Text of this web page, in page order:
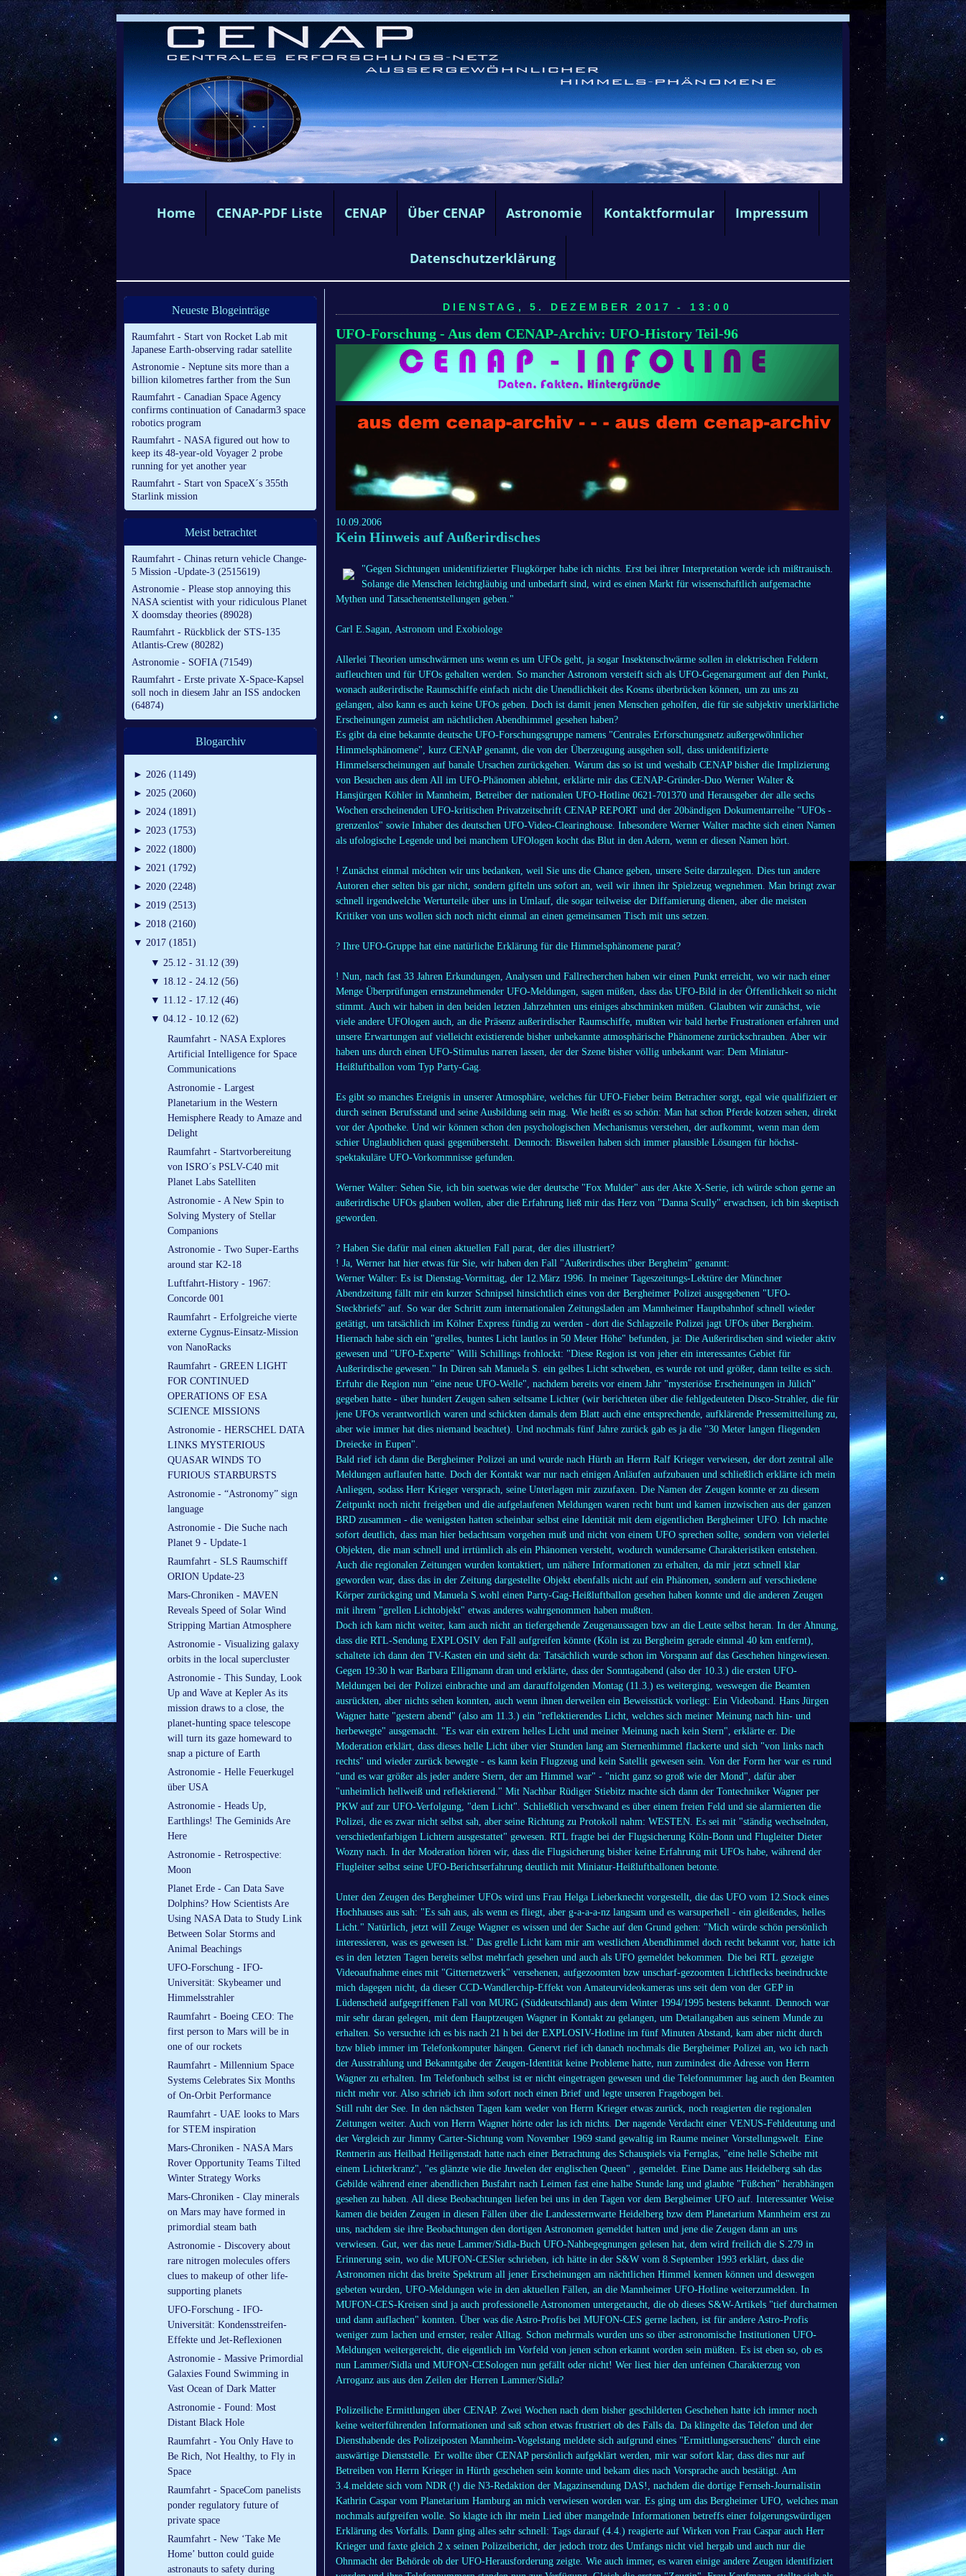
Home CENAP-PDF Liste CENAP Über CENAP Astronomie Kontaktformular Impressum
Datenschutzerklärung
Neueste Blogeinträge
Raumfahrt - Start von Rocket Lab mit
Japanese Earth-observing radar satellite
Astronomie - Neptune sits more than a
billion kilometres farther from the Sun
Raumfahrt - Canadian Space Agency
confirms continuation of Canadarm3 space
robotics program
Raumfahrt - NASA figured out how to
keep its 48-year-old Voyager 2 probe
running for yet another year
Raumfahrt - Start von SpaceX´s 355th
Starlink mission
Meist betrachtet
Raumfahrt - Chinas return vehicle Change-
5 Mission -Update-3 (2515619)
Astronomie - Please stop annoying this
NASA scientist with your ridiculous Planet
X doomsday theories (89028)
Raumfahrt - Rückblick der STS-135
Atlantis-Crew (80282)
Astronomie - SOFIA (71549)
Raumfahrt - Erste private X-Space-Kapsel
soll noch in diesem Jahr an ISS andocken
(64874)
Blogarchiv
► 2026 (1149)
► 2025 (2060)
► 2024 (1891)
► 2023 (1753)
► 2022 (1800)
► 2021 (1792)
► 2020 (2248)
► 2019 (2513)
► 2018 (2160)
▼ 2017 (1851)
▼ 25.12 - 31.12 (39)
▼ 18.12 - 24.12 (56)
▼ 11.12 - 17.12 (46)
▼ 04.12 - 10.12 (62)
Raumfahrt - NASA Explores
Artificial Intelligence for Space
Communications
Astronomie - Largest
Planetarium in the Western
Hemisphere Ready to Amaze and
Delight
Raumfahrt - Startvorbereitung
von ISRO´s PSLV-C40 mit
Planet Labs Satelliten
Astronomie - A New Spin to
Solving Mystery of Stellar
Companions
Astronomie - Two Super-Earths
around star K2-18
Luftfahrt-History - 1967:
Concorde 001
Raumfahrt - Erfolgreiche vierte
externe Cygnus-Einsatz-Mission
von NanoRacks
Raumfahrt - GREEN LIGHT
FOR CONTINUED
OPERATIONS OF ESA
SCIENCE MISSIONS
Astronomie - HERSCHEL DATA
LINKS MYSTERIOUS
QUASAR WINDS TO
FURIOUS STARBURSTS
Astronomie - “Astronomy” sign
language
Astronomie - Die Suche nach
Planet 9 - Update-1
Raumfahrt - SLS Raumschiff
ORION Update-23
Mars-Chroniken - MAVEN
Reveals Speed of Solar Wind
Stripping Martian Atmosphere
Astronomie - Visualizing galaxy
orbits in the local supercluster
Astronomie - This Sunday, Look
Up and Wave at Kepler As its
mission draws to a close, the
planet-hunting space telescope
will turn its gaze homeward to
snap a picture of Earth
Astronomie - Helle Feuerkugel
über USA
Astronomie - Heads Up,
Earthlings! The Geminids Are
Here
Astronomie - Retrospective:
Moon
Planet Erde - Can Data Save
Dolphins? How Scientists Are
Using NASA Data to Study Link
Between Solar Storms and
Animal Beachings
UFO-Forschung - IFO-
Universität: Skybeamer und
Himmelsstrahler
Raumfahrt - Boeing CEO: The
first person to Mars will be in
one of our rockets
Raumfahrt - Millennium Space
Systems Celebrates Six Months
of On-Orbit Performance
Raumfahrt - UAE looks to Mars
for STEM inspiration
Mars-Chroniken - NASA Mars
Rover Opportunity Teams Tilted
Winter Strategy Works
Mars-Chroniken - Clay minerals
on Mars may have formed in
primordial steam bath
Astronomie - Discovery about
rare nitrogen molecules offers
clues to makeup of other life-
supporting planets
UFO-Forschung - IFO-
Universität: Kondensstreifen-
Effekte und Jet-Reflexionen
Astronomie - Massive Primordial
Galaxies Found Swimming in
Vast Ocean of Dark Matter
Astronomie - Found: Most
Distant Black Hole
Raumfahrt - You Only Have to
Be Rich, Not Healthy, to Fly in
Space
Raumfahrt - SpaceCom panelists
ponder regulatory future of
private space
Raumfahrt - New ‘Take Me
Home’ button could guide
astronauts to safety during
DIENSTAG, 5. DEZEMBER 2017 - 13:00
UFO-Forschung - Aus dem CENAP-Archiv: UFO-History Teil-96
10.09.2006
Kein Hinweis auf Außerirdisches
"Gegen Sichtungen unidentifizierter Flugkörper habe ich nichts. Erst bei ihrer Interpretation werde ich mißtrauisch.
Solange die Menschen leichtgläubig und unbedarft sind, wird es einen Markt für wissenschaftlich aufgemachte
Mythen und Tatsachenentstellungen geben."
Carl E.Sagan, Astronom und Exobiologe
Allerlei Theorien umschwärmen uns wenn es um UFOs geht, ja sogar Insektenschwärme sollen in elektrischen Feldern
aufleuchten und für UFOs gehalten werden. So mancher Astronom versteift sich als UFO-Gegenargument auf den Punkt,
wonach außerirdische Raumschiffe einfach nicht die Unendlichkeit des Kosms überbrücken können, um zu uns zu
gelangen, also kann es auch keine UFOs geben. Doch ist damit jenen Menschen geholfen, die für sie subjektiv unerklärliche
Erscheinungen zumeist am nächtlichen Abendhimmel gesehen haben?
Es gibt da eine bekannte deutsche UFO-Forschungsgruppe namens "Centrales Erforschungsnetz außergewöhnlicher
Himmelsphänomene", kurz CENAP genannt, die von der Überzeugung ausgehen soll, dass unidentifizierte
Himmelserscheinungen auf banale Ursachen zurückgehen. Warum das so ist und weshalb CENAP bisher die Implizierung
von Besuchen aus dem All im UFO-Phänomen ablehnt, erklärte mir das CENAP-Gründer-Duo Werner Walter &
Hansjürgen Köhler in Mannheim, Betreiber der nationalen UFO-Hotline 0621-701370 und Herausgeber der alle sechs
Wochen erscheinenden UFO-kritischen Privatzeitschrift CENAP REPORT und der 20bändigen Dokumentarreihe "UFOs -
grenzenlos" sowie Inhaber des deutschen UFO-Video-Clearinghouse. Inbesondere Werner Walter machte sich einen Namen
als ufologische Legende und bei manchem UFOlogen kocht das Blut in den Adern, wenn er diesen Namen hört.
! Zunächst einmal möchten wir uns bedanken, weil Sie uns die Chance geben, unsere Seite darzulegen. Dies tun andere
Autoren eher selten bis gar nicht, sondern gifteln uns sofort an, weil wir ihnen ihr Spielzeug wegnehmen. Man bringt zwar
schnell irgendwelche Werturteile über uns in Umlauf, die sogar teilweise der Diffamierung dienen, aber die meisten
Kritiker von uns wollen sich noch nicht einmal an einen gemeinsamen Tisch mit uns setzen.
? Ihre UFO-Gruppe hat eine natürliche Erklärung für die Himmelsphänomene parat?
! Nun, nach fast 33 Jahren Erkundungen, Analysen und Fallrecherchen haben wir einen Punkt erreicht, wo wir nach einer
Menge Überprüfungen ernstzunehmender UFO-Meldungen, sagen müßen, dass das UFO-Bild in der Öffentlichkeit so nicht
stimmt. Auch wir haben in den beiden letzten Jahrzehnten uns einiges abschminken müßen. Glaubten wir zunächst, wie
viele andere UFOlogen auch, an die Präsenz außerirdischer Raumschiffe, mußten wir bald herbe Frustrationen erfahren und
unsere Erwartungen auf vielleicht existierende bisher unbekannte atmosphärische Phänomene zurückschrauben. Aber wir
haben uns durch einen UFO-Stimulus narren lassen, der der Szene bisher völlig unbekannt war: Dem Miniatur-
Heißluftballon vom Typ Party-Gag.
Es gibt so manches Ereignis in unserer Atmosphäre, welches für UFO-Fieber beim Betrachter sorgt, egal wie qualifiziert er
durch seinen Berufsstand und seine Ausbildung sein mag. Wie heißt es so schön: Man hat schon Pferde kotzen sehen, direkt
vor der Apotheke. Und wir können schon den psychologischen Mechanismus verstehen, der aufkommt, wenn man dem
schier Unglaublichen quasi gegenübersteht. Dennoch: Bisweilen haben sich immer plausible Lösungen für höchst-
spektakuläre UFO-Vorkommnisse gefunden.
Werner Walter: Sehen Sie, ich bin soetwas wie der deutsche "Fox Mulder" aus der Akte X-Serie, ich würde schon gerne an
außerirdische UFOs glauben wollen, aber die Erfahrung ließ mir das Herz von "Danna Scully" erwachsen, ich bin skeptisch
geworden.
? Haben Sie dafür mal einen aktuellen Fall parat, der dies illustriert?
! Ja, Werner hat hier etwas für Sie, wir haben den Fall "Außerirdisches über Bergheim" genannt:
Werner Walter: Es ist Dienstag-Vormittag, der 12.März 1996. In meiner Tageszeitungs-Lektüre der Münchner
Abendzeitung fällt mir ein kurzer Schnipsel hinsichtlich eines von der Bergheimer Polizei ausgegebenen "UFO-
Steckbriefs" auf. So war der Schritt zum internationalen Zeitungsladen am Mannheimer Hauptbahnhof schnell wieder
getätigt, um tatsächlich im Kölner Express fündig zu werden - dort die Schlagzeile Polizei jagt UFOs über Bergheim.
Hiernach habe sich ein "grelles, buntes Licht lautlos in 50 Meter Höhe" befunden, ja: Die Außerirdischen sind wieder aktiv
gewesen und "UFO-Experte" Willi Schillings frohlockt: "Diese Region ist von jeher ein interessantes Gebiet für
Außerirdische gewesen." In Düren sah Manuela S. ein gelbes Licht schweben, es wurde rot und größer, dann teilte es sich.
Erfuhr die Region nun "eine neue UFO-Welle", nachdem bereits vor einem Jahr "mysteriöse Erscheinungen in Jülich"
gegeben hatte - über hundert Zeugen sahen seltsame Lichter (wir berichteten über die fehlgedeuteten Disco-Strahler, die für
jene UFOs verantwortlich waren und schickten damals dem Blatt auch eine entsprechende, aufklärende Pressemitteilung zu,
aber wie immer hat dies niemand beachtet). Und nochmals fünf Jahre zurück gab es ja die "30 Meter langen fliegenden
Dreiecke in Eupen".
Bald rief ich dann die Bergheimer Polizei an und wurde nach Hürth an Herrn Ralf Krieger verwiesen, der dort zentral alle
Meldungen auflaufen hatte. Doch der Kontakt war nur nach einigen Anläufen aufzubauen und schließlich erklärte ich mein
Anliegen, sodass Herr Krieger versprach, seine Unterlagen mir zuzufaxen. Die Namen der Zeugen konnte er zu diesem
Zeitpunkt noch nicht freigeben und die aufgelaufenen Meldungen waren recht bunt und kamen inzwischen aus der ganzen
BRD zusammen - die wenigsten hatten scheinbar selbst eine Identität mit dem eigentlichen Bergheimer UFO. Ich machte
sofort deutlich, dass man hier bedachtsam vorgehen muß und nicht von einem UFO sprechen sollte, sondern von vielerlei
Objekten, die man schnell und irrtümlich als ein Phänomen versteht, wodurch wundersame Charakteristiken entstehen.
Auch die regionalen Zeitungen wurden kontaktiert, um nähere Informationen zu erhalten, da mir jetzt schnell klar
geworden war, dass das in der Zeitung dargestellte Objekt ebenfalls nicht auf ein Phänomen, sondern auf verschiedene
Körper zurückging und Manuela S.wohl einen Party-Gag-Heißluftballon gesehen haben konnte und die anderen Zeugen
mit ihrem "grellen Lichtobjekt" etwas anderes wahrgenommen haben mußten.
Doch ich kam nicht weiter, kam auch nicht an tiefergehende Zeugenaussagen bzw an die Leute selbst heran. In der Ahnung,
dass die RTL-Sendung EXPLOSIV den Fall aufgreifen könnte (Köln ist zu Bergheim gerade einmal 40 km entfernt),
schaltete ich dann den TV-Kasten ein und sieht da: Tatsächlich wurde schon im Vorspann auf das Geschehen hingewiesen.
Gegen 19:30 h war Barbara Elligmann dran und erklärte, dass der Sonntagabend (also der 10.3.) die ersten UFO-
Meldungen bei der Polizei einbrachte und am darauffolgenden Montag (11.3.) es weiterging, weswegen die Beamten
ausrückten, aber nichts sehen konnten, auch wenn ihnen derweilen ein Beweisstück vorliegt: Ein Videoband. Hans Jürgen
Wagner hatte "gestern abend" (also am 11.3.) ein "reflektierendes Licht, welches sich meiner Meinung nach hin- und
herbewegte" ausgemacht. "Es war ein extrem helles Licht und meiner Meinung nach kein Stern", erklärte er. Die
Moderation erklärt, dass dieses helle Licht über vier Stunden lang am Sternenhimmel flackerte und sich "von links nach
rechts" und wieder zurück bewegte - es kann kein Flugzeug und kein Satellit gewesen sein. Von der Form her war es rund
"und es war größer als jeder andere Stern, der am Himmel war" - "nicht ganz so groß wie der Mond", dafür aber
"unheimlich hellweiß und reflektierend." Mit Nachbar Rüdiger Stiebitz machte sich dann der Tontechniker Wagner per
PKW auf zur UFO-Verfolgung, "dem Licht". Schließlich verschwand es über einem freien Feld und sie alarmierten die
Polizei, die es zwar nicht selbst sah, aber seine Richtung zu Protokoll nahm: WESTEN. Es sei mit "ständig wechselnden,
verschiedenfarbigen Lichtern ausgestattet" gewesen. RTL fragte bei der Flugsicherung Köln-Bonn und Flugleiter Dieter
Wozny nach. In der Moderation hören wir, dass die Flugsicherung bisher keine Erfahrung mit UFOs habe, während der
Flugleiter selbst seine UFO-Berichtserfahrung deutlich mit Miniatur-Heißluftballonen betonte.
Unter den Zeugen des Bergheimer UFOs wird uns Frau Helga Lieberknecht vorgestellt, die das UFO vom 12.Stock eines
Hochhauses aus sah: "Es sah aus, als wenn es fliegt, aber g-a-a-a-nz langsam und es warsuperhell - ein gleißendes, helles
Licht." Natürlich, jetzt will Zeuge Wagner es wissen und der Sache auf den Grund gehen: "Mich würde schön persönlich
interessieren, was es gewesen ist." Das grelle Licht kam mir am westlichen Abendhimmel doch recht bekannt vor, hatte ich
es in den letzten Tagen bereits selbst mehrfach gesehen und auch als UFO gemeldet bekommen. Die bei RTL gezeigte
Videoaufnahme eines mit "Gitternetzwerk" versehenen, aufgezoomten bzw unscharf-gezoomten Lichtflecks beeindruckte
mich dagegen nicht, da dieser CCD-Wandlerchip-Effekt von Amateurvideokameras uns seit dem von der GEP in
Lüdenscheid aufgegriffenen Fall von MURG (Süddeutschland) aus dem Winter 1994/1995 bestens bekannt. Dennoch war
mir sehr daran gelegen, mit dem Hauptzeugen Wagner in Kontakt zu gelangen, um Detailangaben aus seinem Munde zu
erhalten. So versuchte ich es bis nach 21 h bei der EXPLOSIV-Hotline im fünf Minuten Abstand, kam aber nicht durch
bzw blieb immer im Telefonkomputer hängen. Genervt rief ich danach nochmals die Bergheimer Polizei an, wo ich nach
der Ausstrahlung und Bekanntgabe der Zeugen-Identität keine Probleme hatte, nun zumindest die Adresse von Herrn
Wagner zu erhalten. Im Telefonbuch selbst ist er nicht eingetragen gewesen und die Telefonnummer lag auch den Beamten
nicht mehr vor. Also schrieb ich ihm sofort noch einen Brief und legte unseren Fragebogen bei.
Still ruht der See. In den nächsten Tagen kam weder von Herrn Krieger etwas zurück, noch reagierten die regionalen
Zeitungen weiter. Auch von Herrn Wagner hörte oder las ich nichts. Der nagende Verdacht einer VENUS-Fehldeutung und
der Vergleich zur Jimmy Carter-Sichtung vom November 1969 stand gewaltig im Raume meiner Vorstellungswelt. Eine
Rentnerin aus Heilbad Heiligenstadt hatte nach einer Betrachtung des Schauspiels via Fernglas, "eine helle Scheibe mit
einem Lichterkranz", "es glänzte wie die Juwelen der englischen Queen" , gemeldet. Eine Dame aus Heidelberg sah das
Gebilde während einer abendlichen Busfahrt nach Leimen fast eine halbe Stunde lang und glaubte "Füßchen" herabhängen
gesehen zu haben. All diese Beobachtungen liefen bei uns in den Tagen vor dem Bergheimer UFO auf. Interessanter Weise
kamen die beiden Zeugen in diesen Fällen über die Landessternwarte Heidelberg bzw dem Planetarium Mannheim erst zu
uns, nachdem sie ihre Beobachtungen den dortigen Astronomen gemeldet hatten und jene die Zeugen dann an uns
verwiesen. Gut, wer das neue Lammer/Sidla-Buch UFO-Nahbegegnungen gelesen hat, dem wird freilich die S.279 in
Erinnerung sein, wo die MUFON-CESler schrieben, ich hätte in der S&W vom 8.September 1993 erklärt, dass die
Astronomen nicht das breite Spektrum all jener Erscheinungen am nächtlichen Himmel kennen können und deswegen
gebeten wurden, UFO-Meldungen wie in den aktuellen Fällen, an die Mannheimer UFO-Hotline weiterzumelden. In
MUFON-CES-Kreisen sind ja auch professionelle Astronomen untergetaucht, die ob dieses S&W-Artikels "tief durchatmen
und dann auflachen" konnten. Über was die Astro-Profis bei MUFON-CES gerne lachen, ist für andere Astro-Profis
weniger zum lachen und ernster, realer Alltag. Schon mehrmals wurden uns so über astronomische Institutionen UFO-
Meldungen weitergereicht, die eigentlich im Vorfeld von jenen schon erkannt worden sein müßten. Es ist eben so, ob es
nun Lammer/Sidla und MUFON-CESologen nun gefällt oder nicht! Wer liest hier den unfeinen Charakterzug von
Arroganz aus aus den Zeilen der Herren Lammer/Sidla?
Polizeiliche Ermittlungen über CENAP. Zwei Wochen nach dem bisher geschilderten Geschehen hatte ich immer noch
keine weiterführenden Informationen und saß schon etwas frustriert ob des Falls da. Da klingelte das Telefon und der
Diensthabende des Polizeiposten Mannheim-Vogelstang meldete sich aufgrund eines "Ermittlungsersuchens" durch eine
auswärtige Dienststelle. Er wollte über CENAP persönlich aufgeklärt werden, mir war sofort klar, dass dies nur auf
Betreiben von Herrn Krieger in Hürth geschehen sein konnte und bekam dies nach Vorsprache auch bestätigt. Am
3.4.meldete sich vom NDR (!) die N3-Redaktion der Magazinsendung DAS!, nachdem die dortige Fernseh-Journalistin
Kathrin Caspar vom Planetarium Hamburg an mich verwiesen worden war. Es ging um das Bergheimer UFO, welches man
nochmals aufgreifen wolle. So klagte ich ihr mein Lied über mangelnde Informationen betreffs einer folgerungswürdigen
Erklärung des Vorfalls. Dann ging alles sehr schnell: Tags darauf (4.4.) reagierte auf Wirken von Frau Caspar auch Herr
Krieger und faxte gleich 2 x seinen Polizeibericht, der jedoch trotz des Umfangs nicht viel hergab und auch nur die
Ohnmacht der Behörde ob der UFO-Herausforderung zeigte. Wie auch immer, es waren einige andere Zeugen identifiziert